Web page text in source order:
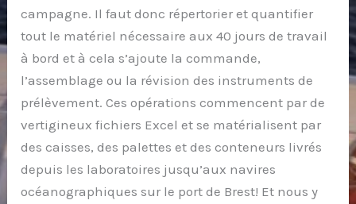
campagne. Il faut donc répertorier et quantifier
tout le matériel nécessaire aux 40 jours de travail
à bord et à cela s’ajoute la commande,
l’assemblage ou la révision des instruments de
prélèvement. Ces opérations commencent par de
vertigineux fichiers Excel et se matérialisent par
des caisses, des palettes et des conteneurs livrés
depuis les laboratoires jusqu’aux navires
océanographiques sur le port de Brest! Et nous y